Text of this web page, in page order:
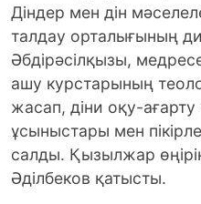
Діндер мен дін
талдау орталығының
Әбдірәсілқызы,
ашу курстарының
жасап, діни оқу-
ұсыныстары мен
салды. Қызылжар
Әділбеков қатысты.